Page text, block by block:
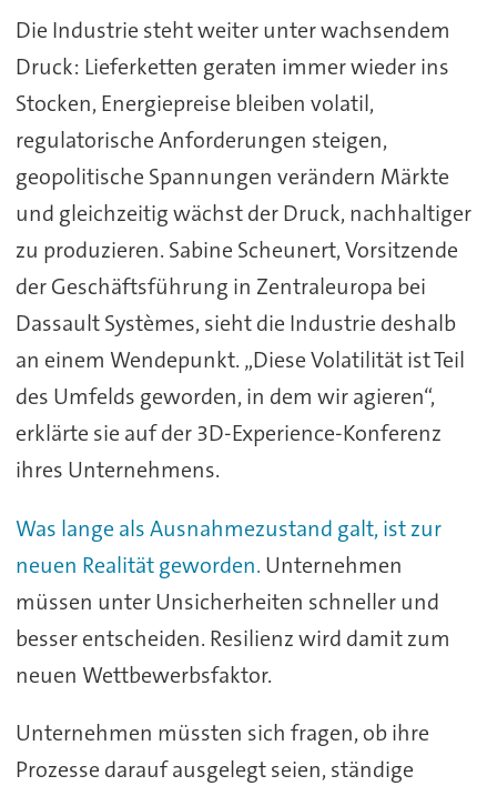
Die Industrie steht weiter unter wachsendem
Druck: Lieferketten geraten immer wieder ins
Stocken, Energiepreise bleiben volatil,
regulatorische Anforderungen steigen,
geopolitische Spannungen verändern Märkte
und gleichzeitig wächst der Druck, nachhaltiger
zu produzieren. Sabine Scheunert, Vorsitzende
der Geschäftsführung in Zentraleuropa bei
Dassault Systèmes, sieht die Industrie deshalb
an einem Wendepunkt. „Diese Volatilität ist Teil
des Umfelds geworden, in dem wir agieren“,
erklärte sie auf der 3D-Experience-Konferenz
ihres Unternehmens.
Was lange als Ausnahmezustand galt, ist zur
neuen Realität geworden. Unternehmen
müssen unter Unsicherheiten schneller und
besser entscheiden. Resilienz wird damit zum
neuen Wettbewerbsfaktor.
Unternehmen müssten sich fragen, ob ihre
Prozesse darauf ausgelegt seien, ständige